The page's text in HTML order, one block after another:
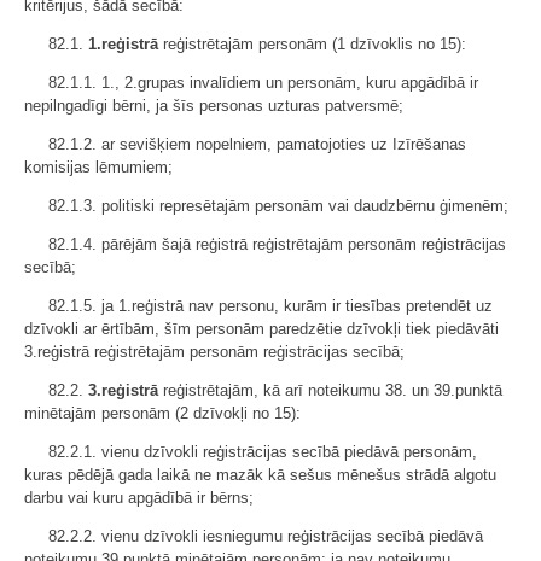
kritērijus, šādā secībā:
82.1. 1.reģistrāreģistrētajām personām (1 dzīvoklis no 15):
82.1.1. 1., 2.grupas invalīdiem un personām, kuru apgādībā ir
nepilngadīgi bērni, ja šīs personas uzturas patversmē;
82.1.2. ar sevišķiem nopelniem, pamatojoties uz Izīrēšanas
komisijas lēmumiem;
82.1.3. politiski represētajām personām vai daudzbērnu ģimenēm;
82.1.4. pārējām šajā reģistrā reģistrētajām personām reģistrācijas
secībā;
82.1.5. ja 1.reģistrā nav personu, kurām ir tiesības pretendēt uz
dzīvokli ar ērtībām, šīm personām paredzētie dzīvokļi tiek piedāvāti
3.reģistrā reģistrētajām personām reģistrācijas secībā;
82.2. 3.reģistrāreģistrētajām, kā arī noteikumu 38. un 39.punktā
minētajām personām (2 dzīvokļi no 15):
82.2.1. vienu dzīvokli reģistrācijas secībā piedāvā personām,
kuras pēdējā gada laikā ne mazāk kā sešus mēnešus strādā algotu
darbu vai kuru apgādībā ir bērns;
82.2.2. vienu dzīvokli iesniegumu reģistrācijas secībā piedāvā